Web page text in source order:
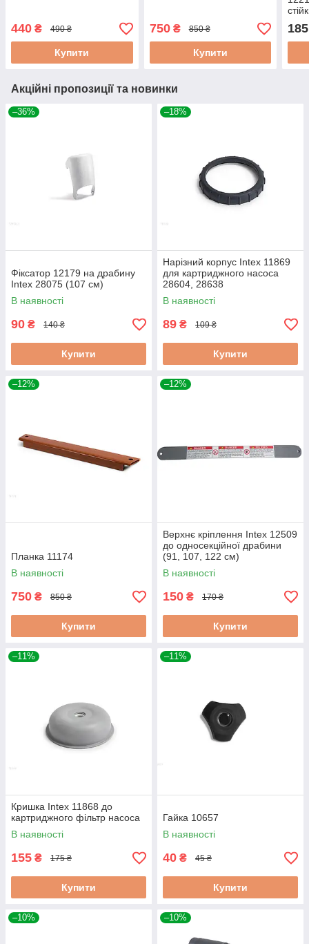
440 ₴ 490 ₴
Купити
750₴ 850 ₴
Купити
185
Акційні пропозиції та новинки
–36%
Фіксатор 12179 на драбину
Intex 28075 (107 см)
В наявності
90 ₴ 140 ₴
Купити
–18%
Нарізний корпус Intex 11869
для картриджного насоса
28604, 28638
В наявності
89 ₴ 109 ₴
Купити
–12%
Планка 11174
В наявності
750 ₴ 850 ₴
Купити
–12%
Верхнє кріплення Intex 12509
до односекційної драбини
(91, 107, 122 см)
В наявності
150 ₴ 170 ₴
Купити
–11%
Кришка Intex 11868 до
картриджного фільтр насоса
В наявності
155 ₴ 175 ₴
Купити
–11%
Гайка 10657
В наявності
40 ₴ 45 ₴
Купити
–10% –10%